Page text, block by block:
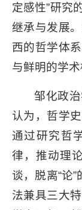
定感性”研究
继承与发展
西的哲学体
与鲜明的学术
邹化政
认为，哲学
通过研究哲
律，推动理
谈，脱离“论
法兼具三大